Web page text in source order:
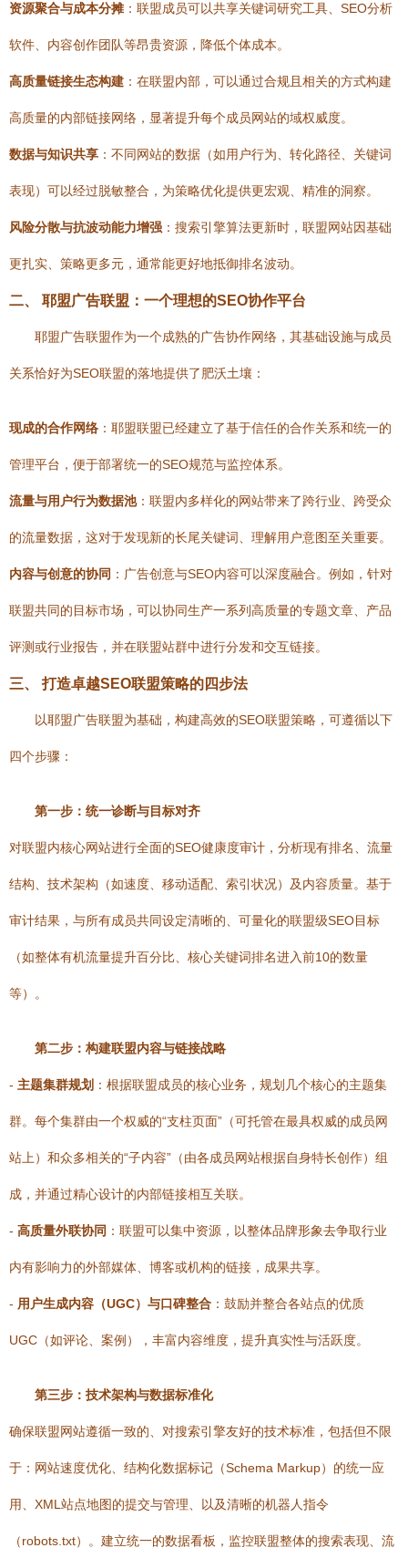
资源聚合与成本分摊 ：联盟成员可以共享关键词研究工具、SEO分析
软件、内容创作团队等昂贵资源，降低个体成本。
高质量链接生态构建 ：在联盟内部，可以通过合规且相关的方式构建
高质量的内部链接网络，显著提升每个成员网站的域权威度。
数据与知识共享 ：不同网站的数据（如用户行为、转化路径、关键词
表现）可以经过脱敏整合，为策略优化提供更宏观、精准的洞察。
风险分散与抗波动能力增强 ：搜索引擎算法更新时，联盟网站因基础
更扎实、策略更多元，通常能更好地抵御排名波动。
二、 耶盟广告联盟：一个理想的SEO协作平台
耶盟广告联盟作为一个成熟的广告协作网络，其基础设施与成员
关系恰好为SEO联盟的落地提供了肥沃土壤：
现成的合作网络 ：耶盟联盟已经建立了基于信任的合作关系和统一的
管理平台，便于部署统一的SEO规范与监控体系。
流量与用户行为数据池：联盟内多样化的网站带来了跨行业、跨受众
的流量数据，这对于发现新的长尾关键词、理解用户意图至关重要。
内容与创意的协同 ：广告创意与SEO内容可以深度融合。例如，针对
联盟共同的目标市场，可以协同生产一系列高质量的专题文章、产品
评测或行业报告，并在联盟站群中进行分发和交互链接。
三、 打造卓越SEO联盟策略的四步法
以耶盟广告联盟为基础，构建高效的SEO联盟策略，可遵循以下
四个步骤：
第一步：统一诊断与目标对齐
对联盟内核心网站进行全面的SEO健康度审计，分析现有排名、流量
结构、技术架构（如速度、移动适配、索引状况）及内容质量。基于
审计结果，与所有成员共同设定清晰的、可量化的联盟级SEO目标
（如整体有机流量提升百分比、核心关键词排名进入前10的数量
等）。
第二步：构建联盟内容与链接战略
- 主题集群规划 ：根据联盟成员的核心业务，规划几个核心的主题集
群。每个集群由一个权威的“支柱页面”（可托管在最具权威的成员网
站上）和众多相关的“子内容”（由各成员网站根据自身特长创作）组
成，并通过精心设计的内部链接相互关联。
- 高质量外联协同 ：联盟可以集中资源，以整体品牌形象去争取行业
内有影响力的外部媒体、博客或机构的链接，成果共享。
- 用户生成内容（UGC）与口碑整合 ：鼓励并整合各站点的优质
UGC（如评论、案例），丰富内容维度，提升真实性与活跃度。
第三步：技术架构与数据标准化
确保联盟网站遵循一致的、对搜索引擎友好的技术标准，包括但不限
于：网站速度优化、结构化数据标记（Schema Markup）的统一应
用、XML站点地图的提交与管理、以及清晰的机器人指令
（robots.txt）。建立统一的数据看板，监控联盟整体的搜索表现、流